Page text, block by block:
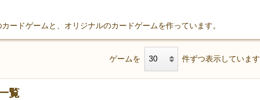
ードゲームと、オリジナルのカードゲームを作っています。
ゲームを 件ずつ表示しています
覧